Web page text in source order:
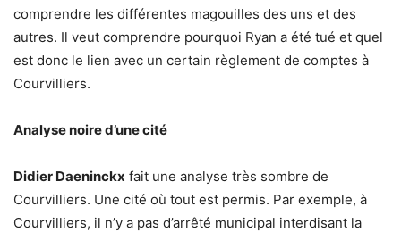
comprendre les différentes magouilles des uns et des
autres. Il veut comprendre pourquoi Ryan a été tué et quel
est donc le lien avec un certain règlement de comptes à
Courvilliers.
Analyse noire d’une cité
Didier Daeninckx fait une analyse très sombre de
Courvilliers. Une cité où tout est permis. Par exemple, à
Courvilliers, il n’y a pas d’arrêté municipal interdisant la